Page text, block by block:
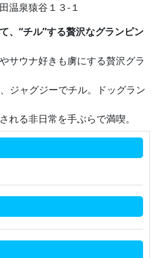
温泉猿谷１３‐１
、“チル”する贅沢なグランピン
サウナ好きも虜にする贅沢グラ
ジャグジーでチル。ドッグラン
れる非日常を手ぶらで満喫。